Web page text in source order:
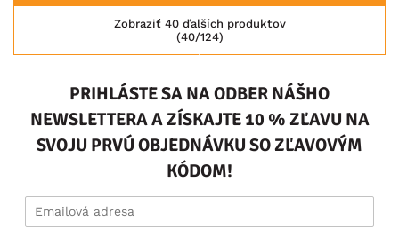
(40/124)
Zobraziť 40 ďalších produktov
PRIHLÁSTE SA NA ODBER NÁŠHO
NEWSLETTERA A ZÍSKAJTE 10 % ZĽAVU NA
SVOJU PRVÚ OBJEDNÁVKU SO ZĽAVOVÝM
KÓDOM!